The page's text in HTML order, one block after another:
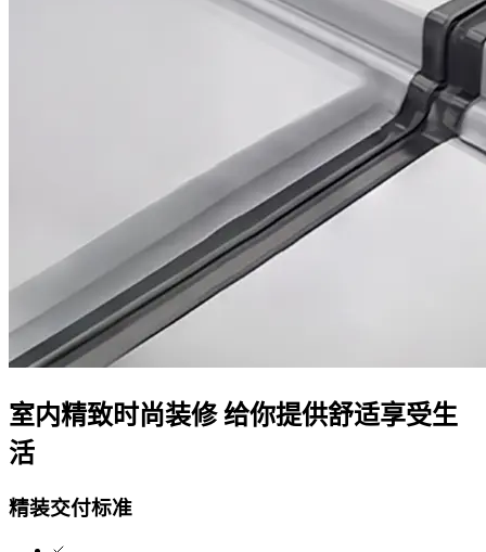
室内精致时尚装修 给你提供舒适享受生
活
精装交付标准